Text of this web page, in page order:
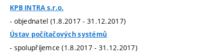
KPB INTRA s.r.o.
- objednatel (1.8.2017 - 31.12.2017)
Ústav počítačových systémů
- spolupříjemce (1.8.2017 - 31.12.2017)